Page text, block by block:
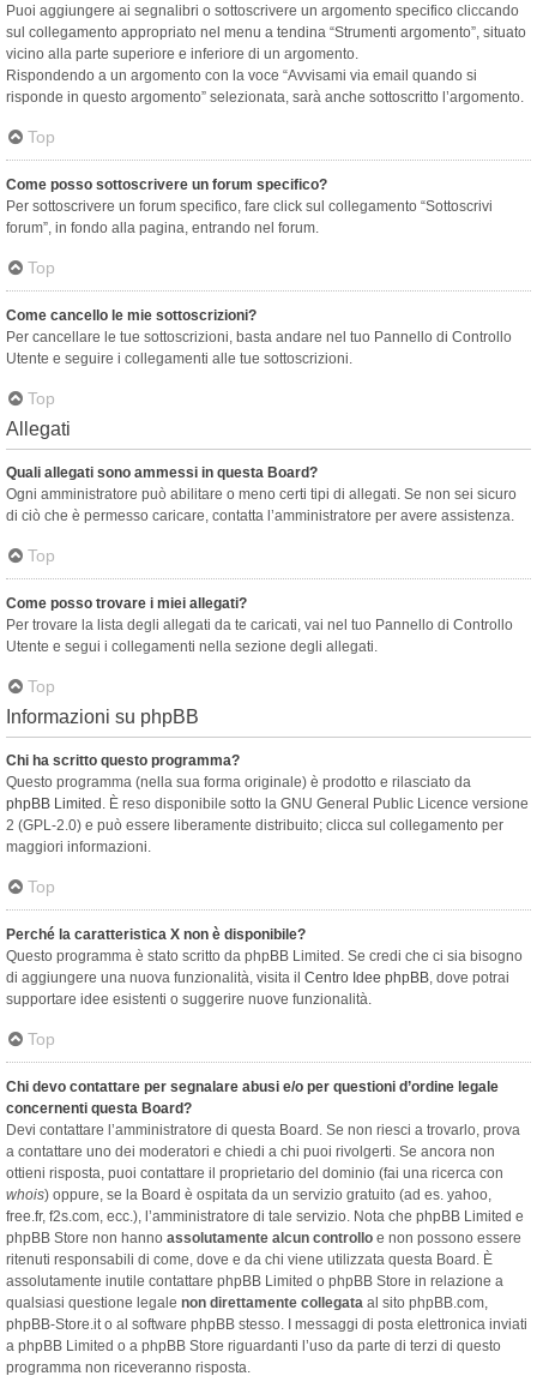
Puoi aggiungere ai segnalibri o sottoscrivere un argomento specifico cliccando
sul collegamento appropriato nel menu a tendina “Strumenti argomento”, situato
vicino alla parte superiore e inferiore di un argomento.
Rispondendo a un argomento con la voce “Avvisami via email quando si
risponde in questo argomento” selezionata, sarà anche sottoscritto l’argomento.
Top
Come posso sottoscrivere un forum specifico?
Per sottoscrivere un forum specifico, fare click sul collegamento “Sottoscrivi
forum”, in fondo alla pagina, entrando nel forum.
Top
Come cancello le mie sottoscrizioni?
Per cancellare le tue sottoscrizioni, basta andare nel tuo Pannello di Controllo
Utente e seguire i collegamenti alle tue sottoscrizioni.
Top
Allegati
Quali allegati sono ammessi in questa Board?
Ogni amministratore può abilitare o meno certi tipi di allegati. Se non sei sicuro
di ciò che è permesso caricare, contatta l’amministratore per avere assistenza.
Top
Come posso trovare i miei allegati?
Per trovare la lista degli allegati da te caricati, vai nel tuo Pannello di Controllo
Utente e segui i collegamenti nella sezione degli allegati.
Top
Informazioni su phpBB
Chi ha scritto questo programma?
Questo programma (nella sua forma originale) è prodotto e rilasciato da
phpBB Limited . È reso disponibile sotto la GNU General Public Licence versione
2 (GPL-2.0) e può essere liberamente distribuito; clicca sul collegamento per
maggiori informazioni.
Top
Perché la caratteristica X non è disponibile?
Questo programma è stato scritto da phpBB Limited. Se credi che ci sia bisogno
di aggiungere una nuova funzionalità, visita il Centro Idee phpBB, dove potrai
supportare idee esistenti o suggerire nuove funzionalità.
Top
Chi devo contattare per segnalare abusi e/o per questioni d’ordine legale
concernenti questa Board?
Devi contattare l’amministratore di questa Board. Se non riesci a trovarlo, prova
a contattare uno dei moderatori e chiedi a chi puoi rivolgerti. Se ancora non
ottieni risposta, puoi contattare il proprietario del dominio (fai una ricerca con
whois) oppure, se la Board è ospitata da un servizio gratuito (ad es. yahoo,
free.fr, f2s.com, ecc.), l’amministratore di tale servizio. Nota che phpBB Limited e
phpBB Store non hanno assolutamente alcun controllo e non possono essere
ritenuti responsabili di come, dove e da chi viene utilizzata questa Board. È
assolutamente inutile contattare phpBB Limited o phpBB Store in relazione a
qualsiasi questione legale non direttamente collegata al sito phpBB.com,
phpBB-Store.it o al software phpBB stesso. I messaggi di posta elettronica inviati
a phpBB Limited o a phpBB Store riguardanti l’uso da parte di terzi di questo
programma non riceveranno risposta.